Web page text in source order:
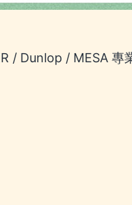
/ Dunlop / MESA 專